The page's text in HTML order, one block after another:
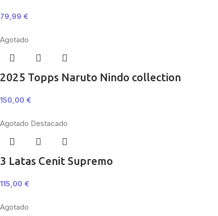
79,99 €
Agotado
2025 Topps Naruto Nindo collection
150,00 €
Agotado Destacado
3 Latas Cenit Supremo
115,00 €
Agotado